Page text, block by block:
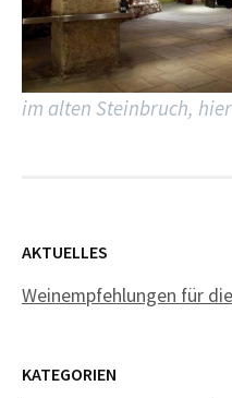
im alten Steinbruch,
AKTUELLES
Weinempfehlungen für
KATEGORIEN